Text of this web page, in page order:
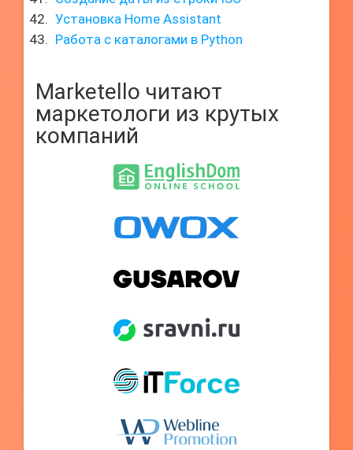
Установка Home Assistant
Работа с каталогами в Python
Marketello читают
маркетологи из крутых
компаний